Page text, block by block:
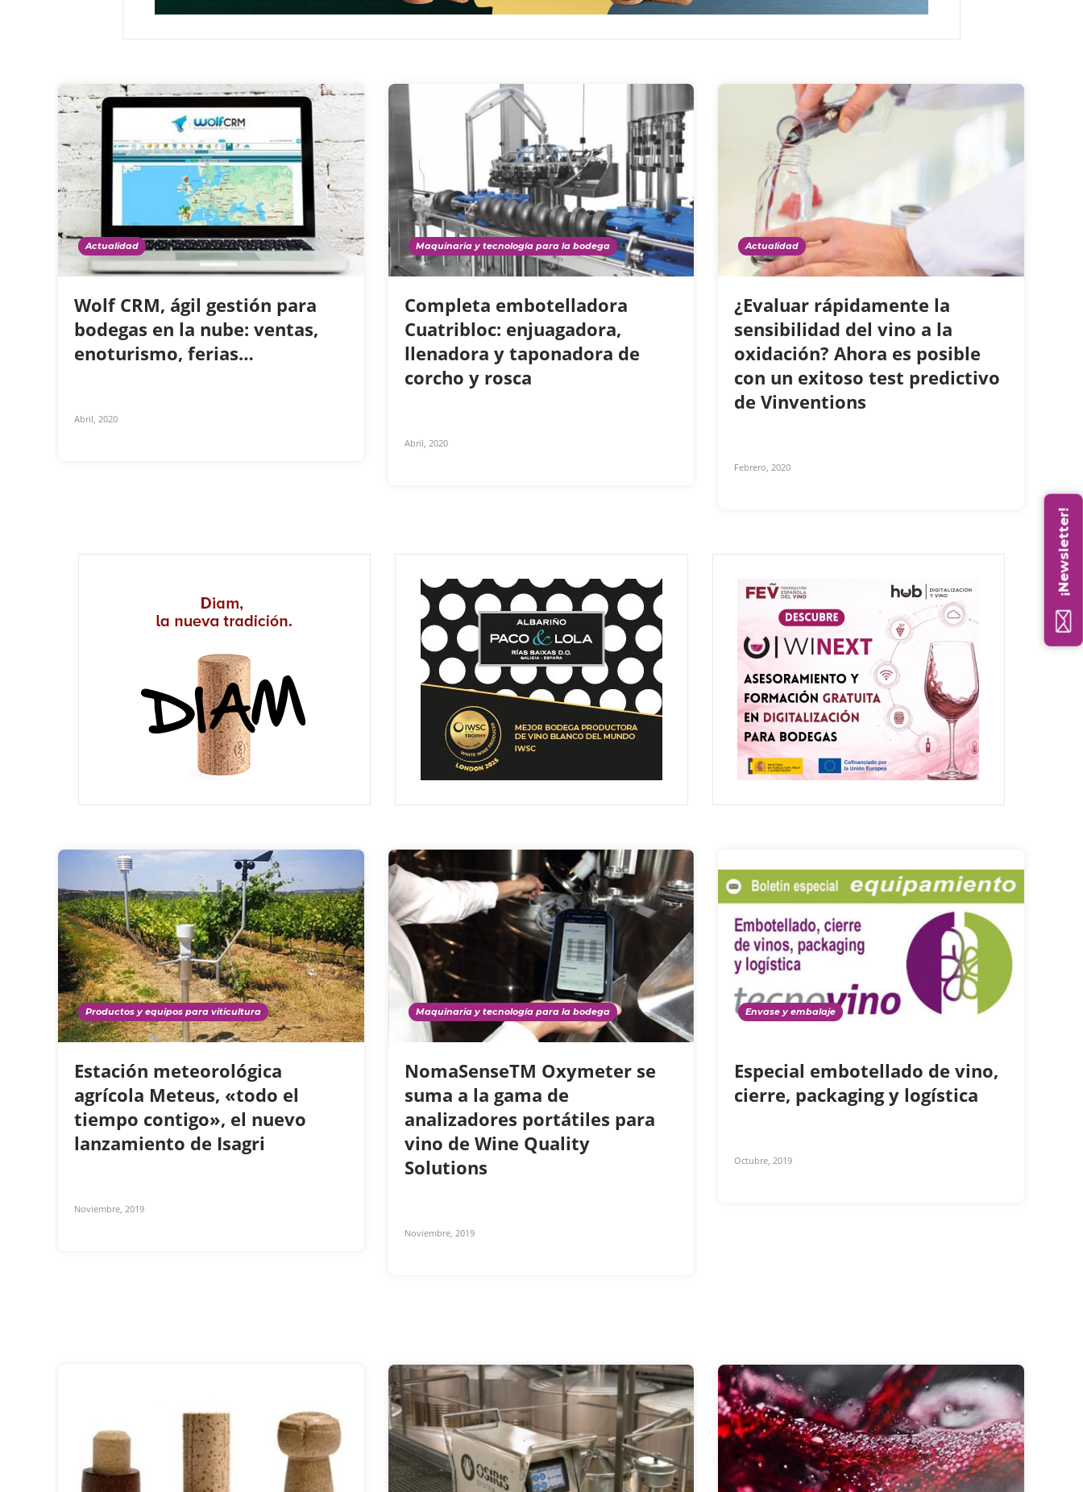
Actualidad
Wolf CRM, ágil gestión para
bodegas en la nube: ventas,
enoturismo, ferias…
Abril, 2020
Maquinaria y tecnología para la bodega
Completa embotelladora
Cuatribloc: enjuagadora,
llenadora y taponadora de
corcho y rosca
Abril, 2020
Actualidad
¿Evaluar rápidamente la
sensibilidad del vino a la
oxidación? Ahora es posible
con un exitoso test predictivo
de Vinventions
Febrero, 2020
Productos y equipos para viticultura
Estación meteorológica
agrícola Meteus, «todo el
tiempo contigo», el nuevo
lanzamiento de Isagri
Noviembre, 2019
Maquinaria y tecnología para la bodega
NomaSenseTM Oxymeter se
suma a la gama de
analizadores portátiles para
vino de Wine Quality
Solutions
Noviembre, 2019
Envase y embalaje
Especial embotellado de vino,
cierre, packaging y logística
Octubre, 2019
¡Newsletter!